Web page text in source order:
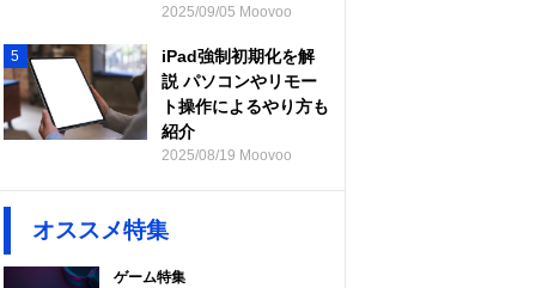
2025/09/05 Moovoo
5
iPad強制初期化を解
説 パソコンやリモー
ト操作によるやり方も
紹介
2025/08/19 Moovoo
オススメ特集
ゲーム特集